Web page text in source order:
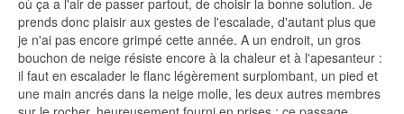
où ça a l'air de passer partout, de choisir la bonne solution. Je
prends donc plaisir aux gestes de l'escalade, d'autant plus que
je n'ai pas encore grimpé cette année. A un endroit, un gros
bouchon de neige résiste encore à la chaleur et à l'apesanteur :
il faut en escalader le flanc légèrement surplombant, un pied et
une main ancrés dans la neige molle, les deux autres membres